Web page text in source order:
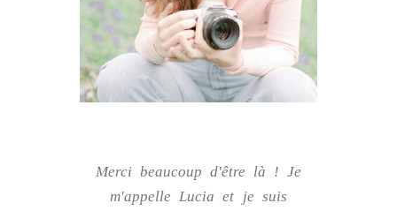
Merci beaucoup d'être là ! Je
m'appelle Lucia et je suis